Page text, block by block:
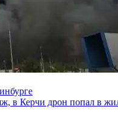
в Керчи дрон попал в